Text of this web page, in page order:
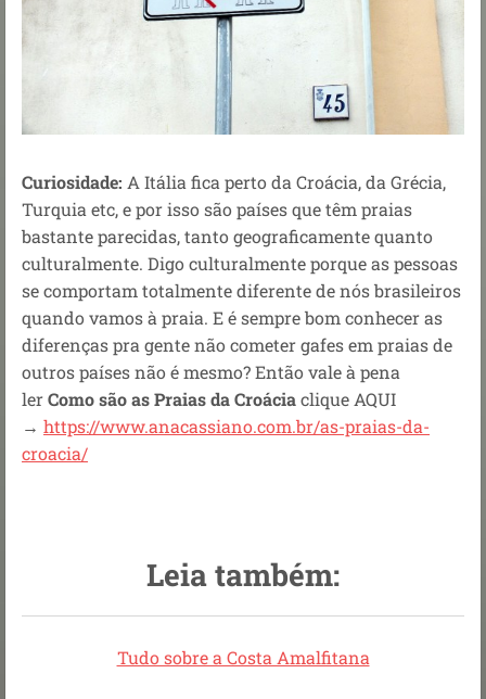
Curiosidade: A Itália fica perto da Croácia, da Grécia,
Turquia etc, e por isso são países que têm praias
bastante parecidas, tanto geograficamente quanto
culturalmente. Digo culturalmente porque as pessoas
se comportam totalmente diferente de nós brasileiros
quando vamos à praia. E é sempre bom conhecer as
diferenças pra gente não cometer gafes em praias de
outros países não é mesmo? Então vale à pena
lerComo são as Praias da Croáciaclique AQUI
→ https://www.anacassiano.com.br/as-praias-da-
croacia/
Leia também:
Tudo sobre a Costa Amalfitana